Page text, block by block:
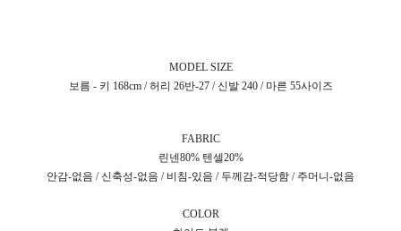
MODEL SIZE
보름 - 키 168cm / 허리 26반-27 / 신발 240 / 마른 55사이즈
FABRIC
린넨80% 텐셀20%
안감-없음 / 신축성-없음 / 비침-있음 / 두께감-적당함 / 주머니-없음
COLOR